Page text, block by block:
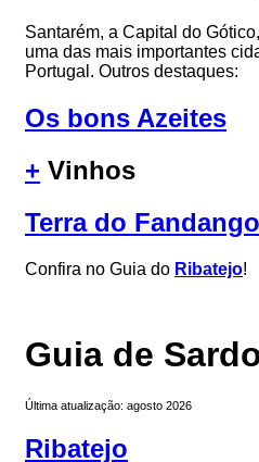
Santarém, a Capital do
uma das mais importantes
Portugal. Outros destaques:
Os bons Azeites
+ Vinhos
Terra do Fandango
Confira no Guia do Ribatejo!
Guia de
Última atualização: agosto 2026
Ribatejo